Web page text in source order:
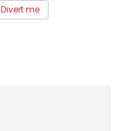
Divert me